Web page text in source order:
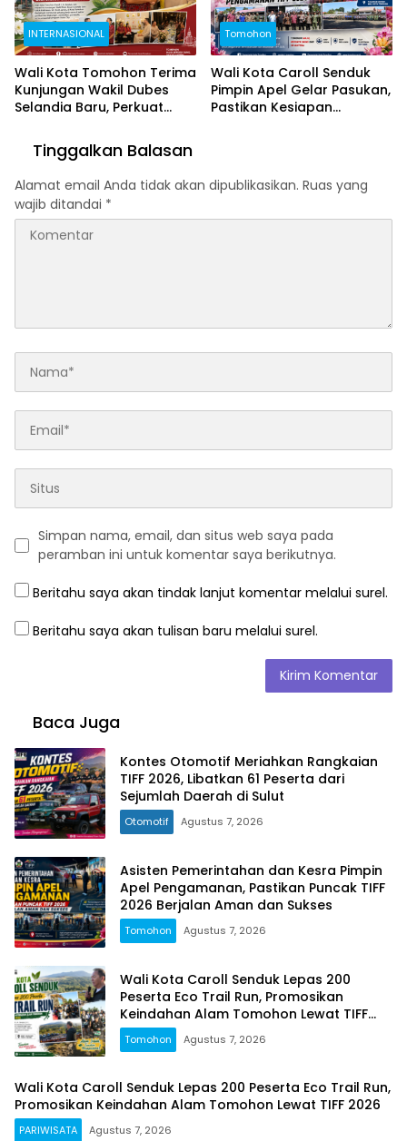
INTERNASIONAL
Wali Kota Tomohon Terima
Kunjungan Wakil Dubes
Selandia Baru, Perkuat
dan Jajaki Sister City
Tomohon
Wali Kota Caroll Senduk
Pimpin Apel Gelar Pasukan,
Pastikan Kesiapan
Tinggalkan Balasan
Alamat email Anda tidak akan dipublikasikan. Ruas yang
wajib ditandai *
Simpan nama, email, dan situs web saya pada
peramban ini untuk komentar saya berikutnya.
Beritahu saya akan tindak lanjut komentar melalui surel.
Beritahu saya akan tulisan baru melalui surel.
Baca Juga
Kontes Otomotif Meriahkan Rangkaian
TIFF 2026, Libatkan 61 Peserta dari
Sejumlah Daerah di Sulut
Otomotif Agustus 7, 2026
Asisten Pemerintahan dan Kesra Pimpin
Apel Pengamanan, Pastikan Puncak TIFF
2026 Berjalan Aman dan Sukses
Tomohon Agustus 7, 2026
Wali Kota Caroll Senduk Lepas 200
Peserta Eco Trail Run, Promosikan
Keindahan Alam Tomohon Lewat TIFF
2026
Tomohon Agustus 7, 2026
Wali Kota Caroll Senduk Lepas 200 Peserta Eco Trail Run,
Promosikan Keindahan Alam Tomohon Lewat TIFF 2026
PARIWISATA Agustus 7, 2026